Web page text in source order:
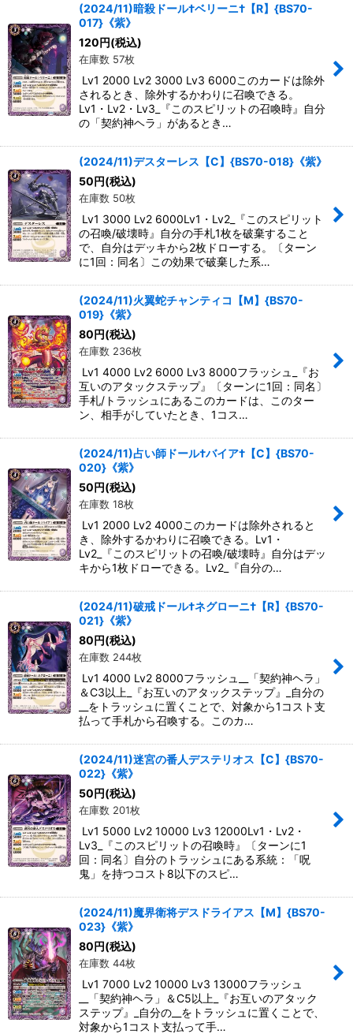
(2024/11)暗殺ドール†ベリーニ†【R】{BS70-
017}《紫》
120円(税込)
在庫数 57枚
Lv1 2000 Lv2 3000 Lv3 6000このカードは除外
されるとき、除外するかわりに召喚できる。
Lv1・Lv2・Lv3_『このスピリットの召喚時』自分
の「契約神ヘラ」があるとき…
(2024/11)デスターレス【C】{BS70-018}《紫》
50円(税込)
在庫数 50枚
Lv1 3000 Lv2 6000Lv1・Lv2_『このスピリット
の召喚/破壊時』自分の手札1枚を破棄すること
で、自分はデッキから2枚ドローする。〔ターン
に1回：同名〕この効果で破棄した系…
(2024/11)火翼蛇チャンティコ【M】{BS70-
019}《紫》
80円(税込)
在庫数 236枚
Lv1 4000 Lv2 6000 Lv3 8000フラッシュ_『お
互いのアタックステップ』〔ターンに1回：同名〕
手札/トラッシュにあるこのカードは、このター
ン、相手がしていたとき、1コス…
(2024/11)占い師ドール†バイア†【C】{BS70-
020}《紫》
50円(税込)
在庫数 18枚
Lv1 2000 Lv2 4000このカードは除外されると
き、除外するかわりに召喚できる。Lv1・
Lv2_『このスピリットの召喚/破壊時』自分はデッ
キから1枚ドローできる。Lv2_『自分の…
(2024/11)破戒ドール†ネグローニ†【R】{BS70-
021}《紫》
80円(税込)
在庫数 244枚
Lv1 4000 Lv2 8000フラッシュ__「契約神ヘラ」
＆C3以上_『お互いのアタックステップ』_自分の
__をトラッシュに置くことで、対象から1コスト支
払って手札から召喚する。このカ…
(2024/11)迷宮の番人デステリオス【C】{BS70-
022}《紫》
50円(税込)
在庫数 201枚
Lv1 5000 Lv2 10000 Lv3 12000Lv1・Lv2・
Lv3_『このスピリットの召喚時』〔ターンに1
回：同名〕自分のトラッシュにある系統：「呪
鬼」を持つコスト8以下のスピ…
(2024/11)魔界衛将デスドライアス【M】{BS70-
023}《紫》
80円(税込)
在庫数 44枚
Lv1 7000 Lv2 10000 Lv3 13000フラッシュ
__「契約神ヘラ」＆C5以上_『お互いのアタック
ステップ』_自分の__をトラッシュに置くことで、
対象から1コスト支払って手…